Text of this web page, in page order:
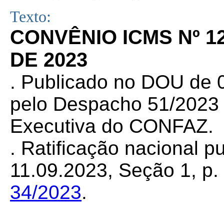
Texto:
CONVÊNIO ICMS Nº
DE 2023
. Publicado no DOU de
pelo Despacho 51/
Executiva do CONFAZ.
. Ratificação nacional
11.09.2023, Seção 1,
34/2023.